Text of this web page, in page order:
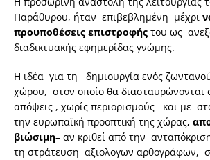
Παράθυρου, ήταν επιβεβλημένη μέχρι
προυποθέσεις επιστροφής του ως
διαδικτυακής εφημερίδας γνώμης.
Η ιδέα για τη δημιουργία ενός
χώρου, στον οποίο θα διασταυρώνονται
απόψεις , χωρίς περιορισμούς και με
την ευρωπαϊκή προοπτική της χώρας,
βιώσιμη– αν κριθεί από την
τη στράτευση αξιολογων αρθογράφων,